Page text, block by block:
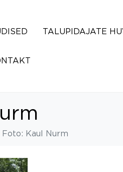
TALUPIDAJATE
Foto: Kaul Nurm